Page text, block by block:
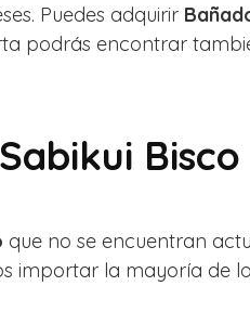
Puedes adquirir
podrás encontrar
Bisco
que no se encuentran
importar la mayoría de